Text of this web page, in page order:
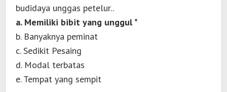
budidaya unggas petelur..
a. Memiliki bibit yang unggul *
b. Banyaknya peminat
c. Sedikit Pesaing
d. Modal terbatas
e. Tempat yang sempit